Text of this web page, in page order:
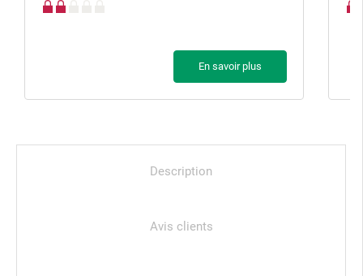
En savoir plus
Description
Avis clients